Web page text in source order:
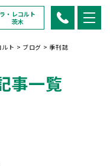
ラ・レコルト
茨木
ト > ブログ > 季刊誌
事一覧